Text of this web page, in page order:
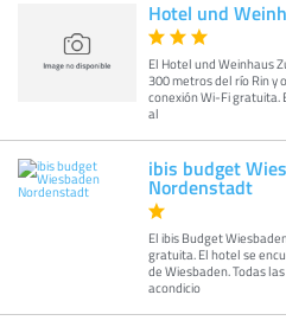
Hotel und
El Hotel und Weinhaus
300 metros del río Rin
conexión Wi-Fi gratuita.
al
ibis budget
Nordenstadt
El ibis Budget
gratuita. El hotel se
de Wiesbaden. Todas
acondicio